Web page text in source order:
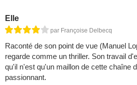
Elle
par Françoise Delbecq
Raconté de son point de vue (Manuel
regarde comme un thriller. Son travail
qu'il n'est qu'un maillon de cette chaîne
passionnant.